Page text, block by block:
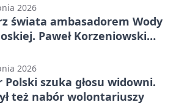
2026
świata ambasadorem Wody
Paweł Korzeniowski
2026
Polski szuka głosu widowni.
też nabór wolontariuszy